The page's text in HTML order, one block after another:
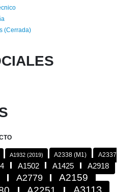
(Cerrada)
A1932 (2019) A2338 (M1)
A2337
A1502 A1425 A2918
A2779
A2159